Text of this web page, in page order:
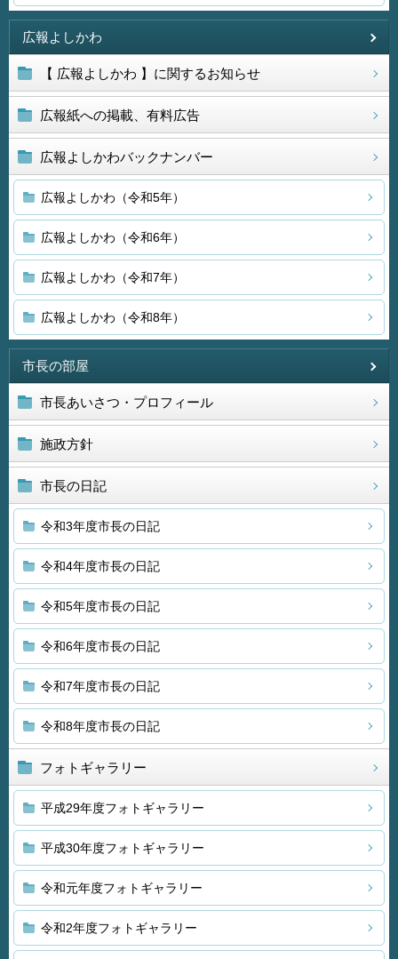
広報よしかわ
【 広報よしかわ 】に関するお知らせ
広報紙への掲載、有料広告
広報よしかわバックナンバー
広報よしかわ（令和5年）
広報よしかわ（令和6年）
広報よしかわ（令和7年）
広報よしかわ（令和8年）
市長の部屋
市長あいさつ・プロフィール
施政方針
市長の日記
令和3年度市長の日記
令和4年度市長の日記
令和5年度市長の日記
令和6年度市長の日記
令和7年度市長の日記
令和8年度市長の日記
フォトギャラリー
平成29年度フォトギャラリー
平成30年度フォトギャラリー
令和元年度フォトギャラリー
令和2年度フォトギャラリー